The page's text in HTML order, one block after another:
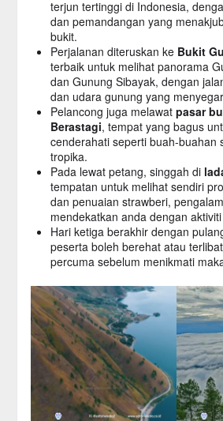
terjun tertinggi di Indonesia,
dan pemandangan yang
bukit.
Perjalanan diteruskan ke Bukit
terbaik untuk melihat panorama
dan Gunung Sibayak, dengan
dan udara gunung yang
Pelancong juga melawat pasar
Berastagi, tempat yang bagus
cenderahati seperti buah-buahan
tropika.
Pada lewat petang, singgah di
tempatan untuk melihat sendiri
dan penuaian strawberi,
mendekatkan anda dengan
Hari ketiga berakhir dengan
peserta boleh berehat atau
percuma sebelum menikmati